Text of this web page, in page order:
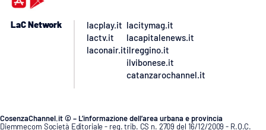
LaC Network
lacplay.it
lactv.it
laconair.it
lacitymag.it
lacapitalenews.it
ilreggino.it
ilvibonese.it
catanzarochannel.it
CosenzaChannel.it © – L’informazione dell’area urbana e provincia
Diemmecom Società Editoriale - reg. trib. CS n. 2709 del 16/12/2009 - R.O.C.